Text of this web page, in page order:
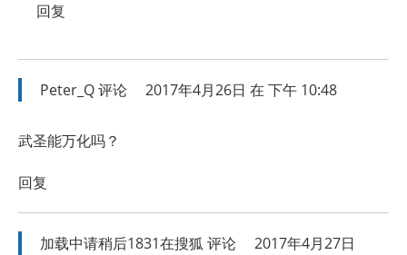
回复
Peter_Q评论 2017年4月26日 在 下午 10:48
武圣能万化吗？
回复
加载中请稍后1831在搜狐 评论
2017年4月27日